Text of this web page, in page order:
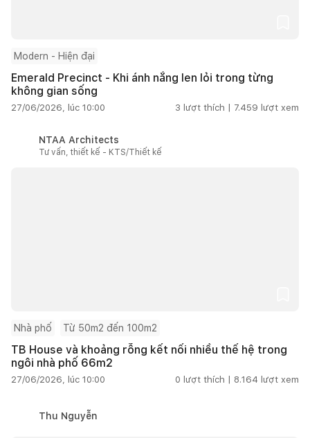
Modern - Hiện đại
Emerald Precinct - Khi ánh nắng len lỏi trong từng
không gian sống
27/06/2026, lúc 10:00 3 lượt thích | 7.459 lượt xem
NTAA Architects
Tư vấn, thiết kế - KTS/Thiết kế
Nhà phố Từ 50m2 đến 100m2
TB House và khoảng rỗng kết nối nhiều thế hệ trong
ngôi nhà phố 66m2
27/06/2026, lúc 10:00 0 lượt thích | 8.164 lượt xem
Thu Nguyễn